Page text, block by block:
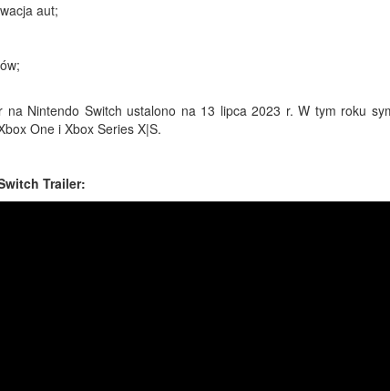
aut;
na Nintendo Switch ustalono na 13 lipca 2023 r. W tym roku
One i Xbox Series X|S.
Trailer: